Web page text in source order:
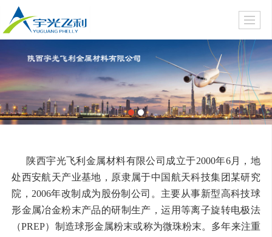
陕西宇光飞利金属材料有限公司成立于2000年6月，地
处西安航天产业基地，原隶属于中国航天科技集团某研究
院，2006年改制成为股份制公司。主要从事新型高科技球
形金属冶金粉末产品的研制生产，运用等离子旋转电极法
（PREP）制造球形金属粉末或称为微珠粉末。多年来注重